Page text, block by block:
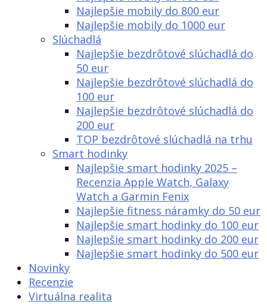
Najlepšie mobily do 800 eur
Najlepšie mobily do 1000 eur
Slúchadlá
Najlepšie bezdrôtové slúchadlá do
50 eur
Najlepšie bezdrôtové slúchadlá do
100 eur
Najlepšie bezdrôtové slúchadlá do
200 eur
TOP bezdrôtové slúchadlá na trhu
Smart hodinky
Najlepšie smart hodinky 2025 –
Recenzia Apple Watch, Galaxy
Watch a Garmin Fenix
Najlepšie fitness náramky do 50 eur
Najlepšie smart hodinky do 100 eur
Najlepšie smart hodinky do 200 eur
Najlepšie smart hodinky do 500 eur
Novinky
Recenzie
Virtuálna realita